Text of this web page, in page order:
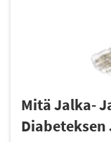
Mitä Jalka-